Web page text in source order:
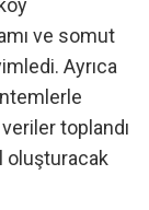
ve somut
Ayrıca
toplandı
oluşturacak